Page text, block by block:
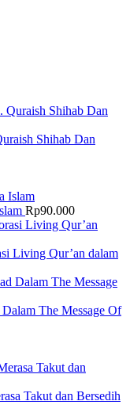
Shihab Dan
Rp90.000
Living Qur’an dalam
The Message Of
Takut dan Bersedih